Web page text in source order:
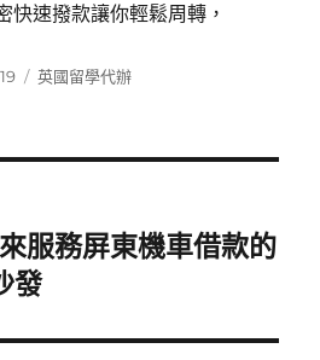
快速撥款讓你輕鬆周轉，
分
英國留學代辦
服務屏東機車借款的
發